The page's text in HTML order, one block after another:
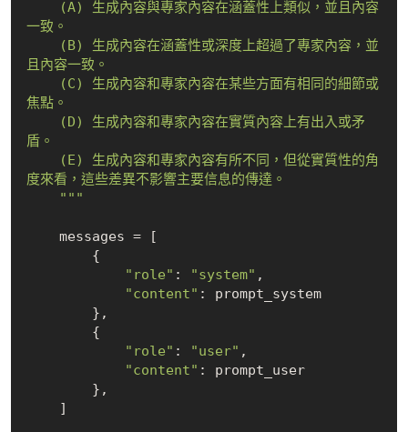
一致。
且內容一致。
焦點。
盾。
度來看，這些差異不影響主要信息的傳達。
    """
"role" : "system" ,
"content" : prompt_system
"role" : "user" ,
"content" : prompt_user